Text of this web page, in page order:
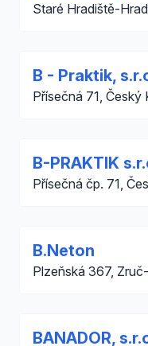
Staré Hradiště-
B - Praktik,
Přísečná 71, Český
B-PRAKTIK
Přísečná čp. 71,
B.Neton
Plzeňská 367,
BANADOR,